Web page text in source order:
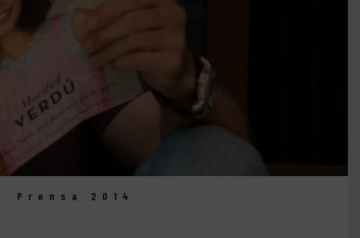
Prensa 2014